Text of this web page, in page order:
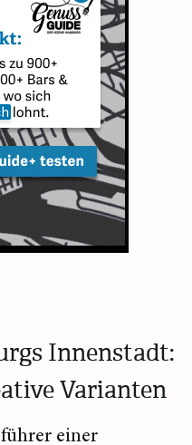
Innenstadt:
Varianten
einer